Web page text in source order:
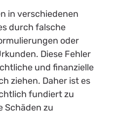
in verschiedenen
durch falsche
oder
Diese Fehler
und finanzielle
ziehen. Daher ist es
fundiert zu
Schäden zu